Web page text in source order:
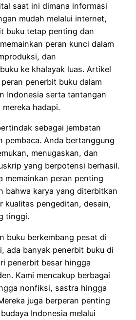
saat ini dimana informasi
mudah melalui internet,
buku tetap penting dan
memainkan peran kunci dalam
dan
ke khalayak luas. Artikel
penerbit buku dalam
Indonesia serta tantangan
hadapi.
sebagai jembatan
pembaca. Anda bertanggung
menugaskan, dan
yang berpotensi berhasil.
memainkan peran penting
bahwa karya yang diterbitkan
kualitas pengeditan, desain,
tinggi.
buku berkembang pesat di
ada banyak penerbit buku di
penerbit besar hingga
Kami mencakup berbagai
nonfiksi, sastra hingga
juga berperan penting
Indonesia melalui